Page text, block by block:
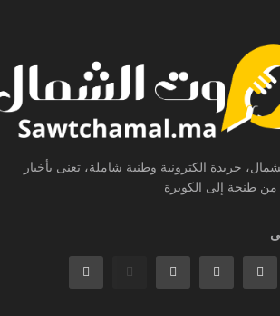
جريدة الكترونية وطنية شاملة، تعنى بأخبار
طنجة إلى الكويرة